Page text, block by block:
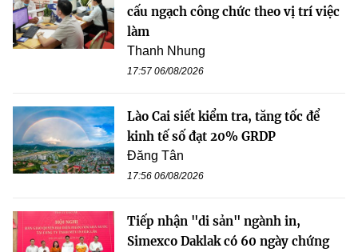
cấu ngạch công chức theo vị trí việc
làm
Thanh Nhung
17:57 06/08/2026
Lào Cai siết kiểm tra, tăng tốc để
kinh tế số đạt 20% GRDP
Đăng Tân
17:56 06/08/2026
Tiếp nhận "di sản" ngành in,
Simexco Daklak có 60 ngày chứng